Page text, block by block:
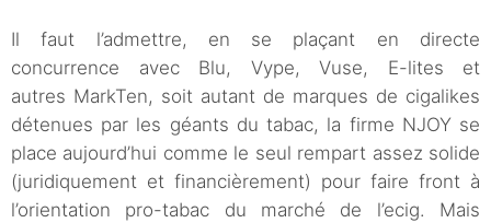
Il faut l’admettre, en se plaçant en directe
concurrence avec Blu, Vype, Vuse, E-lites et
autres MarkTen, soit autant de marques de cigalikes
détenues par les géants du tabac, la firme NJOY se
place aujourd’hui comme le seul rempart assez solide
(juridiquement et financièrement) pour faire front à
l’orientation pro-tabac du marché de l’ecig. Mais